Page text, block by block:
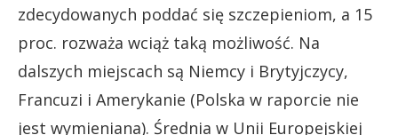
zdecydowanych poddać się szczepieniom, a 15
proc. rozważa wciąż taką możliwość. Na
dalszych miejscach są Niemcy i Brytyjczycy,
Francuzi i Amerykanie (Polska w raporcie nie
jest wymieniana). Średnia w Unii Europejskiej